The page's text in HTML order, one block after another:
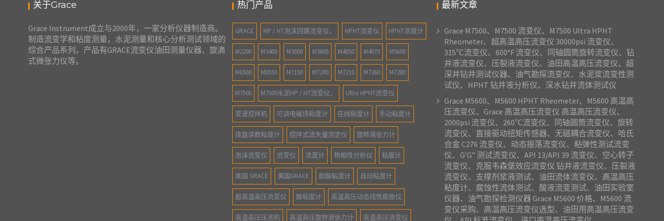
美国GRACE M9200 HP / HT泡沫回路流变仪
关于Grace
Grace Instrument成立与2000年，一家分析仪器制造商。
制造流变学和粘度测量，水泥测量和核心分析测试领域的
综合产品系列。产品有GRACE流变仪油田测量仪器、旋滴
式微张力仪等。
热门产品
GRACE HP / HT泡沫回路流变仪， HPHT流变仪 HPHT浓度计
M2200 M3400 M3600 M3605 M4050 M4070 M5600
M6500 M6550 M7150 M7200 M7210 M7260 M7280
M7500 M7500水泥HP / HT流变仪， Ultra HPHT流变仪
变速搅拌机 可调电磁场粘度计 在线粘度计 手动粘度计
拨盘读数粘度计 搅拌式滤失量测定仪 旋转滴张力计
泡沫流变仪 流变仪 浓度计 物相性分析仪 粘度计
美国 GRACE 美国GRACE 耐酸粘度计 自动粘度计
超高温高压流变仪 酸粘度计 高温高压动态线性膨胀仪
高温高压压滤机 高温高压旋转滴张力计 高温高压流变仪
最新文章
Grace M7500、M7500 流变仪、M7500 Ultra HPHT
Rheometer、超高温高压流变仪 30000psi 流变仪、
315℃流变仪、600°F 流变仪、同轴圆筒旋转流变仪、钻
井液流变仪、压裂液流变仪、油田高温高压流变仪、超
深井钻井测试仪器、油气勘探流变仪、水泥浆流变性测
试仪、HPHT 钻井液分析仪、深水钻井流体测试仪
Grace M5600、M5600 HPHT Rheometer、M5600 高温高
压流变仪、Grace 高温高压流变仪 高温高压流变仪、
2000psi 流变仪、260℃流变仪、同轴圆筒流变仪、旋转
流变仪、直接驱动扭矩传感器、无磁耦合流变仪、哈氏
合金 C276 流变仪、动态振荡流变仪、粘弹性测试流变
仪、G’G” 测试流变仪、API 13/API 39 流变仪、空心转子
流变仪、克服韦森堡效应流变仪 钻井液流变仪、压裂液
流变仪、支撑剂浆液测试、油田流体流变仪、高温高压
粘度计、腐蚀性流体测试、酸液流变测试、油田实验室
仪器、油气勘探检测仪器 Grace M5600 价格、M5600 流
变仪采购、高温高压流变仪选型、油田用高温高压流变